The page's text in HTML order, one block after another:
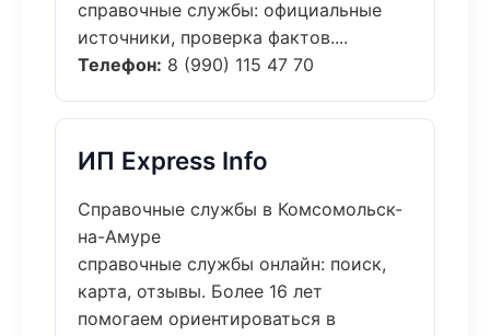
справочные службы: официальные
источники, проверка фактов....
Телефон: 8 (990) 115 47 70
ИП Express Info
Справочные службы в Комсомольск-
на-Амуре
справочные службы онлайн: поиск,
карта, отзывы. Более 16 лет
помогаем ориентироваться в